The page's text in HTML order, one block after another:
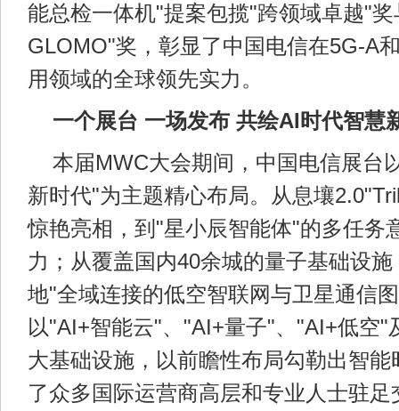
能总检一体机"提案包揽"跨领域卓越"
GLOMO"奖，彰显了中国电信在5G-A
用领域的全球领先实力。
一个展台 一场发布 共绘AI时代智慧
本届MWC大会期间，中国电信展台
新时代"为主题精心布局。从息壤
惊艳亮相，到"星小辰智能体"的多任务
力；从覆盖国内40余城的量子基础设
地"全域连接的低空智联网与卫星通信
以"AI+智能云"、"AI+量子"、"AI+低空"
大基础设施，以前瞻性布局勾勒出智
了众多国际运营商高层和专业人士驻足